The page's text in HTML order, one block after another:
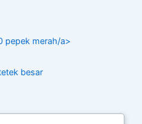
pepek merah/a>
besar